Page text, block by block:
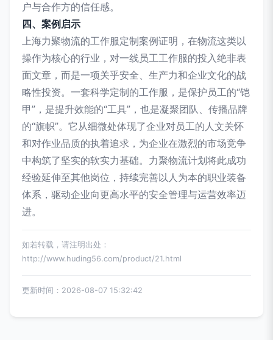
户与合作方的信任感。
四、案例启示
上海力聚物流的工作服定制案例证明，在物流这类以
操作为核心的行业，对一线员工工作服的投入绝非表
面文章，而是一项关乎安全、生产力和企业文化的战
略性投资。一套科学定制的工作服，是保护员工的“铠
甲”，是提升效能的“工具”，也是凝聚团队、传播品牌
的“旗帜”。它从细微处体现了企业对员工的人文关怀
和对作业品质的执着追求，为企业在激烈的市场竞争
中构筑了坚实的软实力基础。力聚物流计划将此成功
经验延伸至其他岗位，持续完善以人为本的职业装备
体系，驱动企业向更高水平的安全管理与运营效率迈
进。
如若转载，请注明出处：
http://www.huding56.com/product/21.html
更新时间：2026-08-07 15:32:42